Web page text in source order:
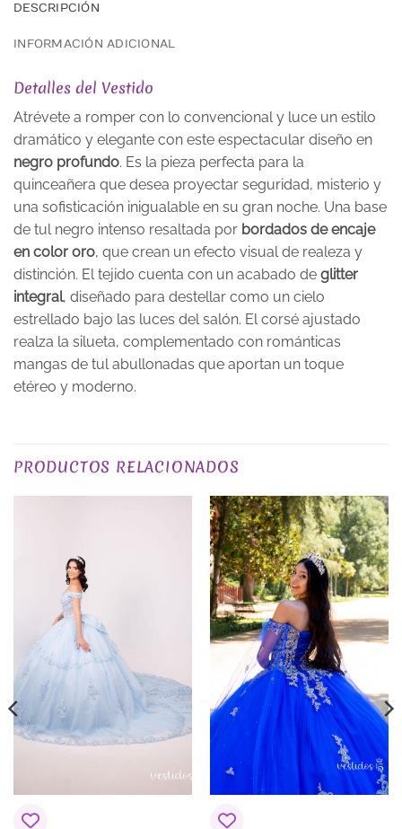
DESCRIPCIÓN
INFORMACIÓN ADICIONAL
Detalles del Vestido
Atrévete a romper con lo convencional y luce un estilo
dramático y elegante con este espectacular diseño en
negro profundo. Es la pieza perfecta para la
quinceañera que desea proyectar seguridad, misterio y
una sofisticación inigualable en su gran noche. Una base
de tul negro intenso resaltada por bordados de encaje
en color oro, que crean un efecto visual de realeza y
distinción. El tejido cuenta con un acabado de glitter
integral, diseñado para destellar como un cielo
estrellado bajo las luces del salón. El corsé ajustado
realza la silueta, complementado con románticas
mangas de tul abullonadas que aportan un toque
etéreo y moderno.
PRODUCTOS RELACIONADOS